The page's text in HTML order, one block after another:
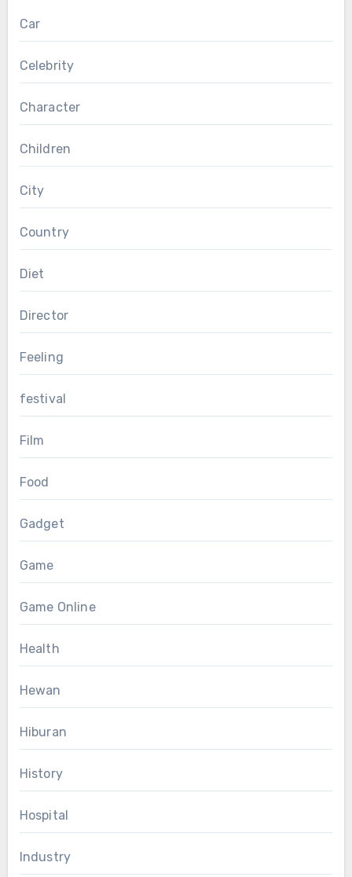
Car
Celebrity
Character
Children
City
Country
Diet
Director
Feeling
festival
Film
Food
Gadget
Game
Game Online
Health
Hewan
Hiburan
History
Hospital
Industry